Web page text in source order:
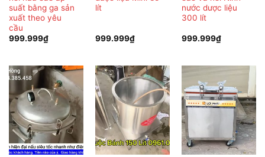
suất bằng ga sản
xuất theo yêu
cầu
999.999₫
lít
999.999₫
nước dược liệu
300 lít
999.999₫